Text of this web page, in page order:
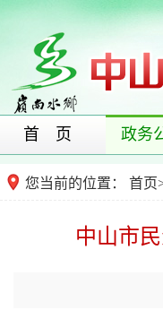
首 页 政务
您当前的位置： 首页
中山市